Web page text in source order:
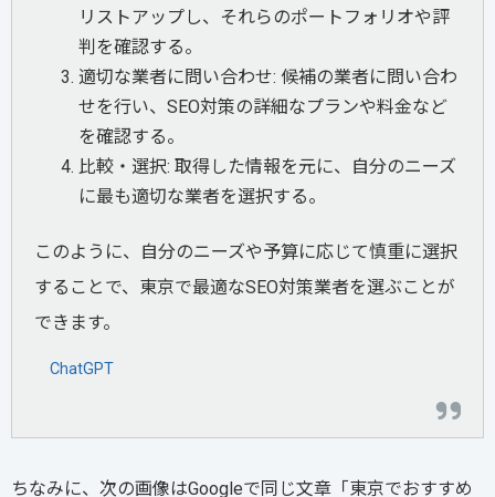
リストアップし、それらのポートフォリオや評
判を確認する。
適切な業者に問い合わせ: 候補の業者に問い合わ
せを行い、SEO対策の詳細なプランや料金など
を確認する。
比較・選択: 取得した情報を元に、自分のニーズ
に最も適切な業者を選択する。
このように、自分のニーズや予算に応じて慎重に選択
することで、東京で最適なSEO対策業者を選ぶことが
できます。
ChatGPT
ちなみに、次の画像はGoogleで同じ文章「東京でおすすめ